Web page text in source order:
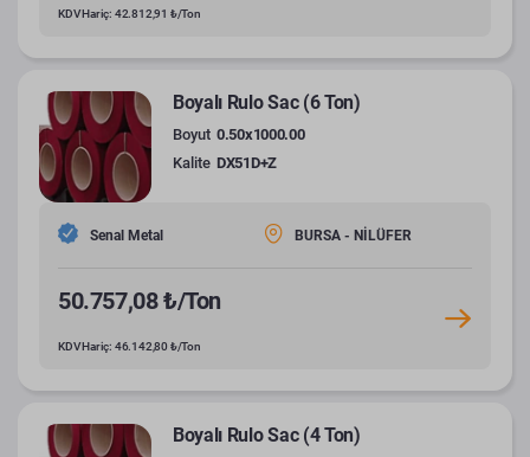
KDV Hariç: 42.812,91 ₺/Ton
Boyalı Rulo Sac (6 Ton)
Boyut 0.50x1000.00
Kalite DX51D+Z
Senal Metal BURSA - NİLÜFER
50.757,08 ₺/Ton
KDV Hariç: 46.142,80 ₺/Ton
Boyalı Rulo Sac (4 Ton)